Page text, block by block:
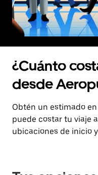
¿Cuánto
desde
Obtén un estimado
puede costar tu viaje
ubicaciones de inicio